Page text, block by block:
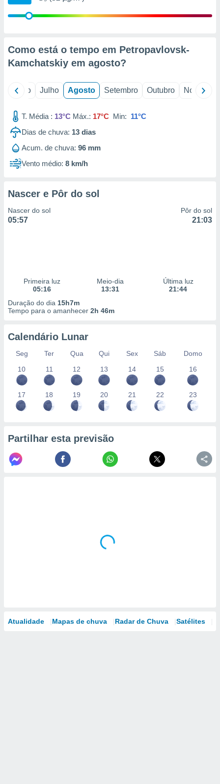
estudos
de
1199
Como está o tempo em Petropavlovsk-
Kamchatskiy em agosto?
Junho Julho Agosto Setembro Outubro Novembro
T. Média : 13°C Máx.: 17°C Min: 11°C
Dias de chuva: 13 dias
Acum. de chuva: 96 mm
Vento médio: 8 km/h
Nascer e Pôr do sol
Nascer do sol
05:57
Pôr do sol
21:03
Primeira luz
05:16
Meio-dia
13:31
Última luz
21:44
Duração do dia 15h7m
Tempo para o amanhecer 2h 46m
Calendário Lunar
Seg Ter Qua Qui Sex Sáb
Domo
10
11 12 13 14 15 16
17 18 19 20 21 22 23
Partilhar esta previsão
Atualidade Mapas de chuva Radar de Chuva Satélites